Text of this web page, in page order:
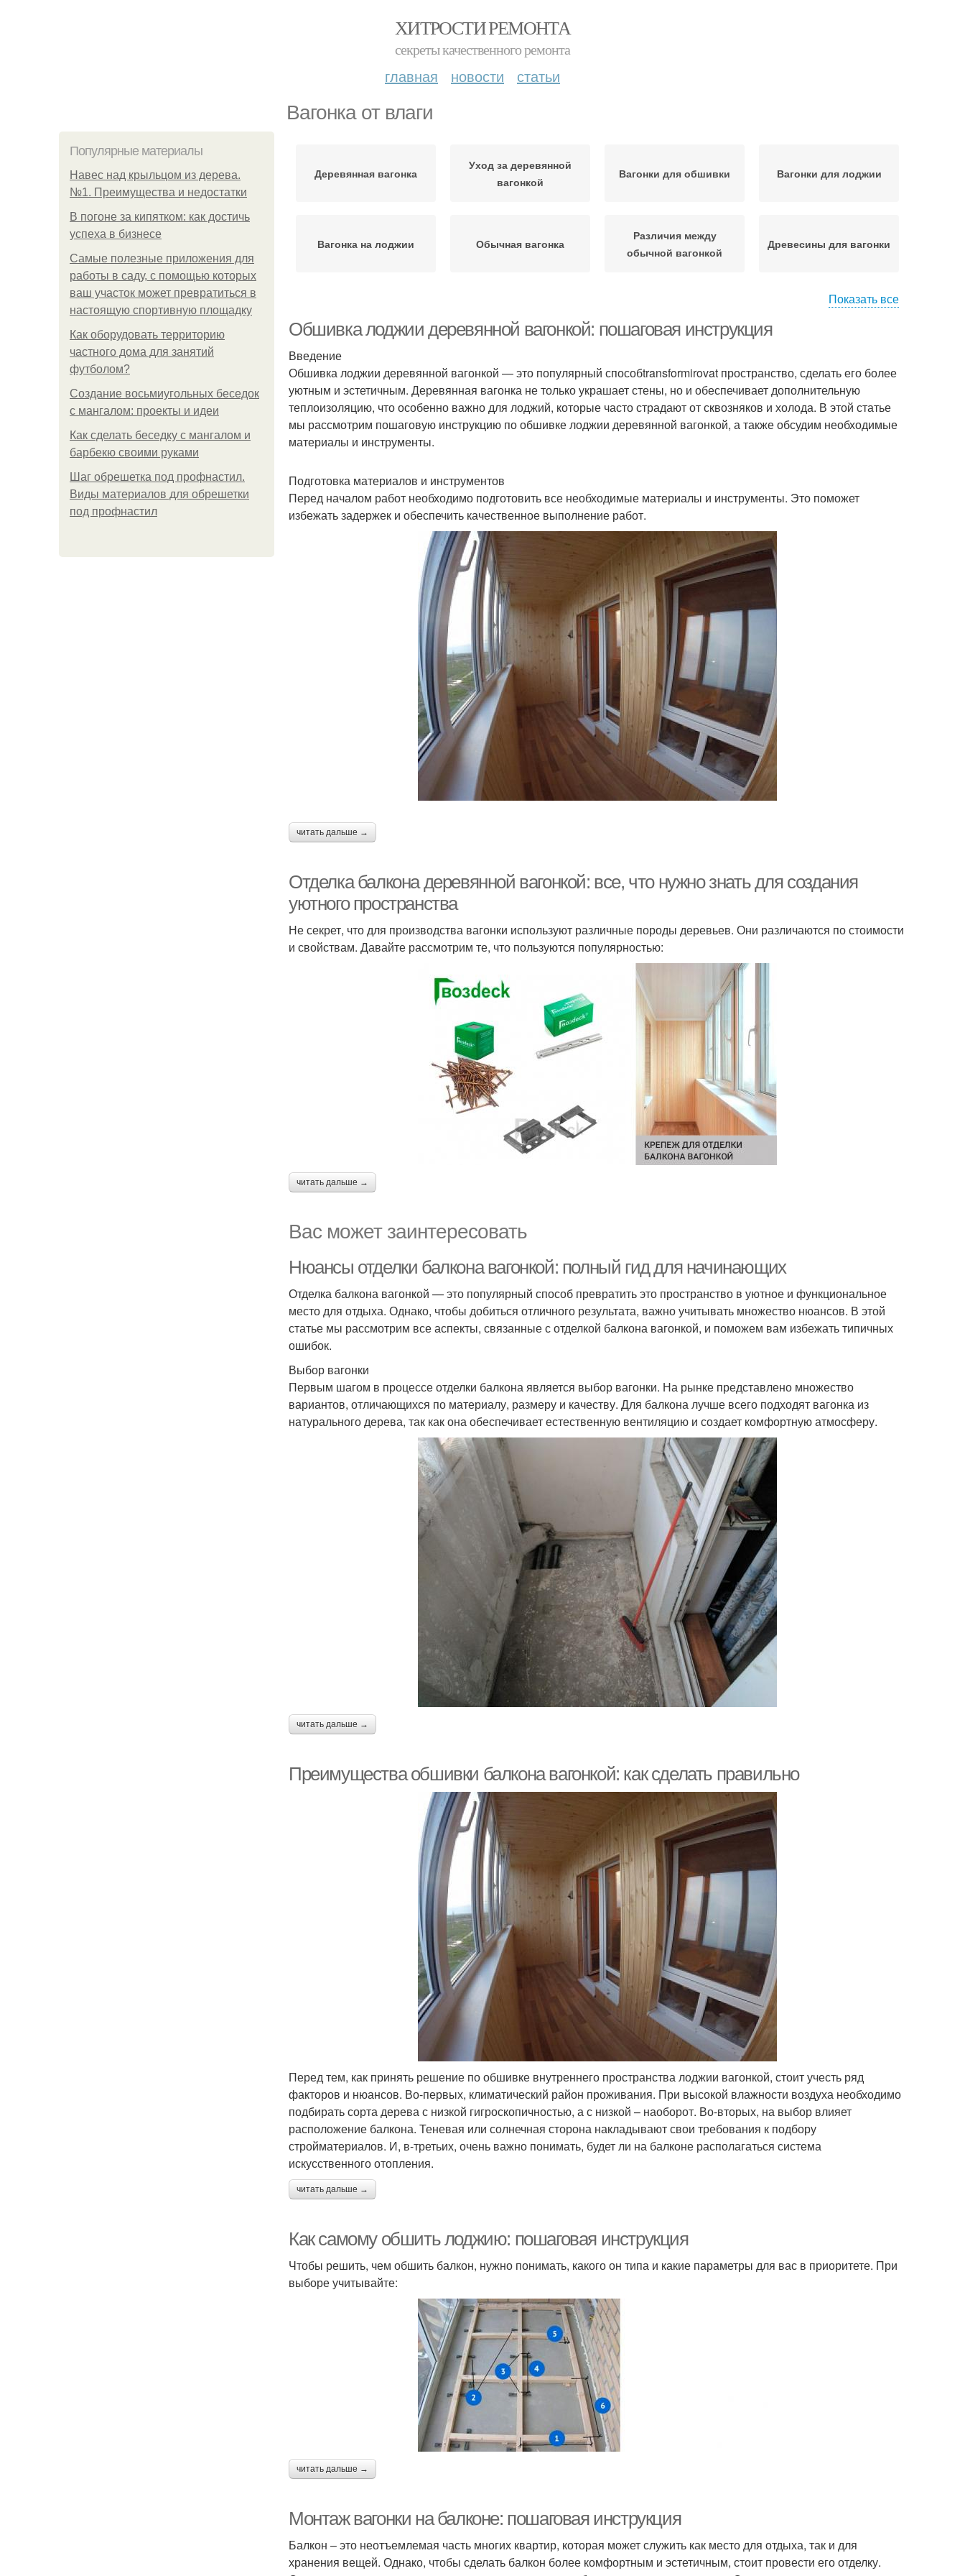
ХИТРОСТИ РЕМОНТА
секреты качественного ремонта
главная новости статьи
Вагонка от влаги
Популярные материалы
Навес над крыльцом из дерева.
№1. Преимущества и недостатки
В погоне за кипятком: как достичь
успеха в бизнесе
Самые полезные приложения для
работы в саду, с помощью которых
ваш участок может превратиться в
настоящую спортивную площадку
Как оборудовать территорию
частного дома для занятий
футболом?
Создание восьмиугольных беседок
с мангалом: проекты и идеи
Как сделать беседку с мангалом и
барбекю своими руками
Шаг обрешетка под профнастил.
Виды материалов для обрешетки
под профнастил
Деревянная вагонка
Уход за деревянной
вагонкой
Вагонки для обшивки Вагонки для лоджии
Вагонка на лоджии Обычная вагонка
Различия между
обычной вагонкой
Древесины для вагонки
Вагонка на балконе Вагонки на балконе Вагонка к поверхности
Показать все
Обшивка лоджии деревянной вагонкой: пошаговая инструкция
Введение
Обшивка лоджии деревянной вагонкой — это популярный способtransformirovat пространство, сделать его более
уютным и эстетичным. Деревянная вагонка не только украшает стены, но и обеспечивает дополнительную
теплоизоляцию, что особенно важно для лоджий, которые часто страдают от сквозняков и холода. В этой статье
мы рассмотрим пошаговую инструкцию по обшивке лоджии деревянной вагонкой, а также обсудим необходимые
материалы и инструменты.
Подготовка материалов и инструментов
Перед началом работ необходимо подготовить все необходимые материалы и инструменты. Это поможет
избежать задержек и обеспечить качественное выполнение работ.
читать дальше →
Отделка балкона деревянной вагонкой: все, что нужно знать для создания
уютного пространства
Не секрет, что для производства вагонки используют различные породы деревьев. Они различаются по стоимости
и свойствам. Давайте рассмотрим те, что пользуются популярностью:
читать дальше →
Вас может заинтересовать
Нюансы отделки балкона вагонкой: полный гид для начинающих
Отделка балкона вагонкой — это популярный способ превратить это пространство в уютное и функциональное
место для отдыха. Однако, чтобы добиться отличного результата, важно учитывать множество нюансов. В этой
статье мы рассмотрим все аспекты, связанные с отделкой балкона вагонкой, и поможем вам избежать типичных
ошибок.
Выбор вагонки
Первым шагом в процессе отделки балкона является выбор вагонки. На рынке представлено множество
вариантов, отличающихся по материалу, размеру и качеству. Для балкона лучше всего подходят вагонка из
натурального дерева, так как она обеспечивает естественную вентиляцию и создает комфортную атмосферу.
читать дальше →
Преимущества обшивки балкона вагонкой: как сделать правильно
Перед тем, как принять решение по обшивке внутреннего пространства лоджии вагонкой, стоит учесть ряд
факторов и нюансов. Во-первых, климатический район проживания. При высокой влажности воздуха необходимо
подбирать сорта дерева с низкой гигроскопичностью, а с низкой – наоборот. Во-вторых, на выбор влияет
расположение балкона. Теневая или солнечная сторона накладывают свои требования к подбору
стройматериалов. И, в-третьих, очень важно понимать, будет ли на балконе располагаться система
искусственного отопления.
читать дальше →
Как самому обшить лоджию: пошаговая инструкция
Чтобы решить, чем обшить балкон, нужно понимать, какого он типа и какие параметры для вас в приоритете. При
выборе учитывайте:
читать дальше →
Монтаж вагонки на балконе: пошаговая инструкция
Балкон – это неотъемлемая часть многих квартир, которая может служить как место для отдыха, так и для
хранения вещей. Однако, чтобы сделать балкон более комфортным и эстетичным, стоит провести его отделку.